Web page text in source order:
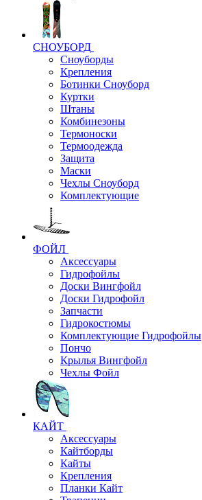
СНОУБОРД
Сноуборды
Крепления
Ботинки Сноуборд
Куртки
Штаны
Комбинезоны
Термоноски
Термоодежда
Защита
Маски
Чехлы Сноуборд
Комплектующие
ФОЙЛ
Аксессуары
Гидрофойлы
Доски Вингфойл
Доски Гидрофойл
Запчасти
Гидрокостюмы
Комплектующие Гидрофойлы
Пончо
Крылья Вингфойл
Чехлы Фойл
КАЙТ
Аксессуары
Кайтборды
Кайты
Крепления
Планки Кайт